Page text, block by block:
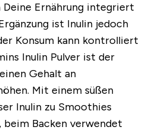
Ernährung integriert
ist Inulin jedoch
Konsum kann kontrolliert
Inulin Pulver ist der
Gehalt an
Mit einem süßen
Inulin zu Smoothies
Backen verwendet